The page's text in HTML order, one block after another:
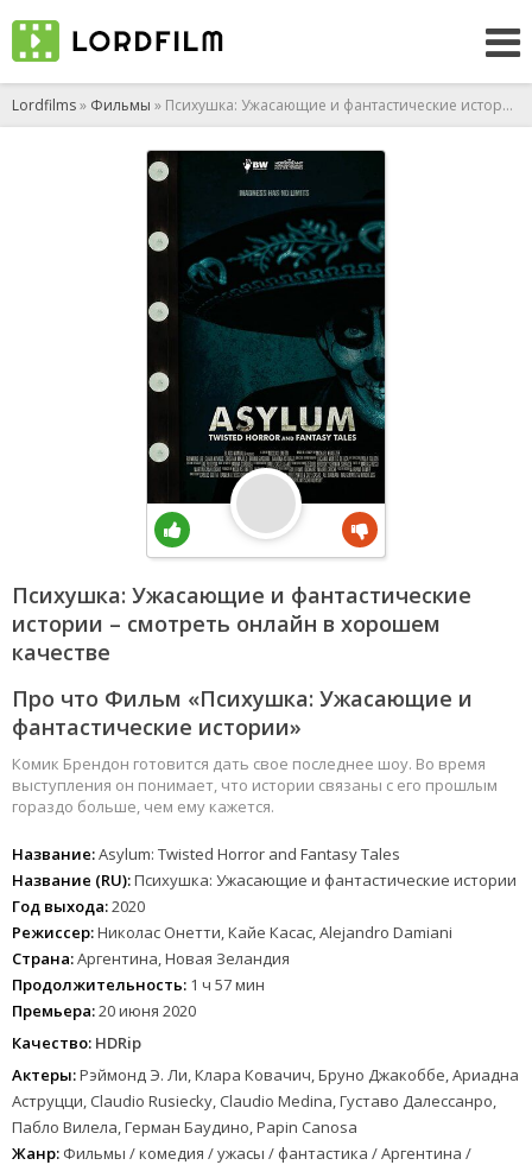
Lordfilms» Фильмы » Психушка: Ужасающие и фантастические истории
Психушка: Ужасающие и фантастические
истории – смотреть онлайн в хорошем
качестве
Про что Фильм «Психушка: Ужасающие и
фантастические истории»
Комик Брендон готовится дать свое последнее шоу. Во время
выступления он понимает, что истории связаны с его прошлым
гораздо больше, чем ему кажется.
Название:Asylum: Twisted Horror and Fantasy Tales
Название (RU):Психушка: Ужасающие и фантастические истории
Год выхода:2020
Режиссер:Николас Онетти, Кайе Касас, Alejandro Damiani
Страна:Аргентина, Новая Зеландия
Продолжительность: 1 ч 57 мин
Премьера:20 июня 2020
Качество: HDRip
Актеры:Рэймонд Э. Ли, Клара Ковачич, Бруно Джакоббе, Ариадна
Аструцци, Claudio Rusiecky, Claudio Medina, Густаво Далессанро,
Пабло Вилела, Герман Баудино, Papin Canosa
Жанр: Фильмы / комедия / ужасы / фантастика / Аргентина /